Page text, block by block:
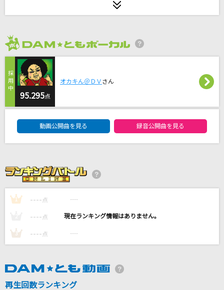
Error
GARNiDELiA
月の詩
GACKT(Gackt)
[生音]恋
back number
福山雅治
[生音]地上の星
劇薬中毒
＝LOVE
新宝島(ビデオクリップバージョン)
サカナクション
95.295点
オカキん＠ＤＶ さん
動画公開曲を見る 録音公開曲を見る
1 ---- 点 ----
---- 点 ----
3 ---- 点 ----
再生回数ランキング